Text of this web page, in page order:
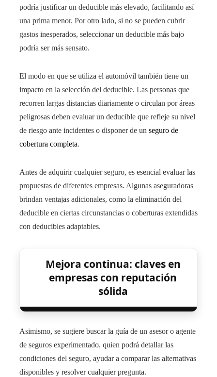
podría justificar un deducible más elevado, facilitando así
una prima menor. Por otro lado, si no se pueden cubrir
gastos inesperados, seleccionar un deducible más bajo
podría ser más sensato.
El modo en que se utiliza el automóvil también tiene un
impacto en la selección del deducible. Las personas que
recorren largas distancias diariamente o circulan por áreas
peligrosas deben evaluar un deducible que refleje su nivel
de riesgo ante incidentes o disponer de un seguro de
cobertura completa.
Antes de adquirir cualquier seguro, es esencial evaluar las
propuestas de diferentes empresas. Algunas aseguradoras
brindan ventajas adicionales, como la eliminación del
deducible en ciertas circunstancias o coberturas extendidas
con deducibles adaptables.
Mejora continua: claves en
empresas con reputación
sólida
Asimismo, se sugiere buscar la guía de un asesor o agente
de seguros experimentado, quien podrá detallar las
condiciones del seguro, ayudar a comparar las alternativas
disponibles y resolver cualquier pregunta.